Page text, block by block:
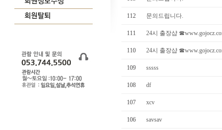
112 문의드립니다.
111 24시 출장샵
110 24시 출장샵
109 sssss
108 df
107 xcv
106 savsav